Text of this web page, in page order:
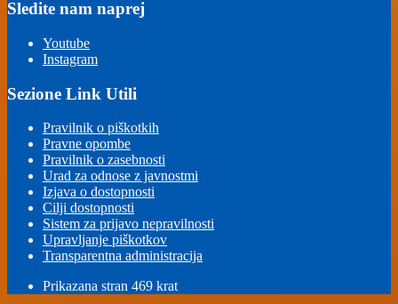
Sledite nam naprej
Youtube
Instagram
Sezione Link Utili
Pravilnik o piškotkih
Pravne opombe
Pravilnik o zasebnosti
Urad za odnose z javnostmi
Izjava o dostopnosti
Cilji dostopnosti
Sistem za prijavo nepravilnosti
Upravljanje piškotkov
Transparentna administracija
Prikazana stran 469 krat